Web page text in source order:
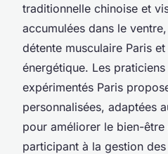
traditionnelle chinoise et
accumulées dans le
détente musculaire Paris
énergétique. Les
expérimentés Paris
personnalisées, adaptées
pour améliorer le bien-
participant à la gestion